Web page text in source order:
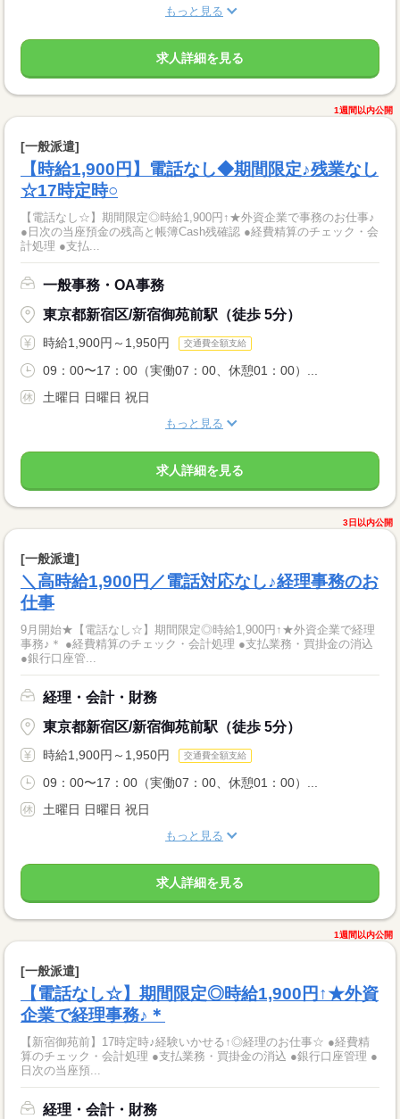
もっと見る
求人詳細を見る
1週間以内公開
[一般派遣]
【時給1,900円】電話なし◆期間限定♪残業なし
☆17時定時○
【電話なし☆】期間限定◎時給1,900円↑★外資企業で事務のお仕事♪
●日次の当座預金の残高と帳簿Cash残確認 ●経費精算のチェック・会
計処理 ●支払...
一般事務・OA事務
東京都新宿区/新宿御苑前駅（徒歩 5分）
時給1,900円～1,950円 交通費全額支給
09：00〜17：00（実働07：00、休憩01：00）...
土曜日 日曜日 祝日
もっと見る
求人詳細を見る
3日以内公開
[一般派遣]
＼高時給1,900円／電話対応なし♪経理事務のお
仕事
9月開始★【電話なし☆】期間限定◎時給1,900円↑★外資企業で経理
事務♪＊ ●経費精算のチェック・会計処理 ●支払業務・買掛金の消込
●銀行口座管...
経理・会計・財務
東京都新宿区/新宿御苑前駅（徒歩 5分）
時給1,900円～1,950円 交通費全額支給
09：00〜17：00（実働07：00、休憩01：00）...
土曜日 日曜日 祝日
もっと見る
求人詳細を見る
1週間以内公開
[一般派遣]
【電話なし☆】期間限定◎時給1,900円↑★外資
企業で経理事務♪＊
【新宿御苑前】17時定時♪経験いかせる↑◎経理のお仕事☆ ●経費精
算のチェック・会計処理 ●支払業務・買掛金の消込 ●銀行口座管理 ●
日次の当座預...
経理・会計・財務